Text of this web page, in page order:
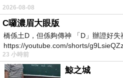
2026-08-08
C囉濃眉大眼版
橋係土D，但係夠傳神 「D」辦證好
https://youtube.com/shorts/
23 小時前
鯨之城